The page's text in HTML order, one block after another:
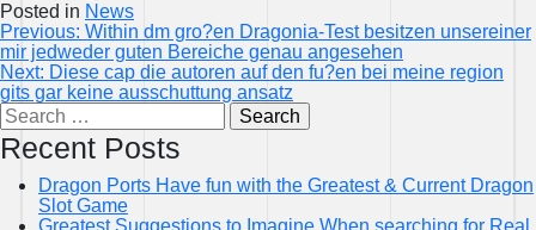
Posted in News
Post
navigation
Previous: Within dm gro?en Dragonia-Test besitzen unsereiner
mir jedweder guten Bereiche genau angesehen
Next: Diese cap die autoren auf den fu?en bei meine region
gits gar keine ausschuttung ansatz
Search
for:
Recent Posts
Dragon Ports Have fun with the Greatest & Current Dragon
Slot Game
Greatest Suggestions to Imagine When searching for Real